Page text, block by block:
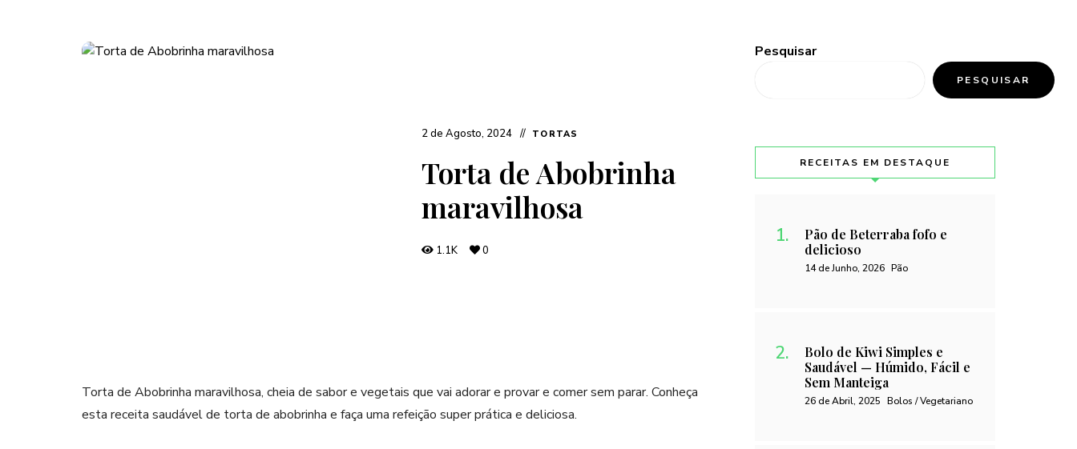
2 de Agosto, 2024 TORTAS
Torta de Abobrinha
maravilhosa
1.1K 0
Torta de Abobrinha maravilhosa, cheia de sabor e vegetais que vai adorar e provar e comer sem parar. Conheça
esta receita saudável de torta de abobrinha e faça uma refeição super prática e deliciosa.
Pesquisar
PESQUISAR
RECEITAS EM DESTAQUE
Pão de Beterraba fofo e
delicioso
14 de Junho, 2026 Pão
Bolo de Kiwi Simples e
Saudável — Húmido, Fácil e
Sem Manteiga
26 de Abril, 2025 Bolos / Vegetariano